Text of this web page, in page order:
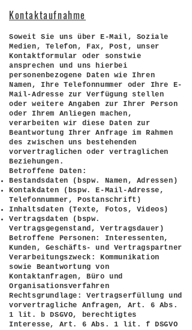
Kontaktaufnahme
Soweit Sie uns über E-Mail, Soziale
Medien, Telefon, Fax, Post, unser
Kontaktformular oder sonstwie
ansprechen und uns hierbei
personenbezogene Daten wie Ihren
Namen, Ihre Telefonnummer oder Ihre E-
Mail-Adresse zur Verfügung stellen
oder weitere Angaben zur Ihrer Person
oder Ihrem Anliegen machen,
verarbeiten wir diese Daten zur
Beantwortung Ihrer Anfrage im Rahmen
des zwischen uns bestehenden
vorvertraglichen oder vertraglichen
Beziehungen.
Betroffene Daten:
Bestandsdaten (bspw. Namen, Adressen)
Kontakdaten (bspw. E-Mail-Adresse,
Telefonnummer, Postanschrift)
Inhaltsdaten (Texte, Fotos, Videos)
Vertragsdaten (bspw.
Vertragsgegenstand, Vertragsdauer)
Betroffene Personen: Interessenten,
Kunden, Geschäfts- und Vertragspartner
Verarbeitungszweck: Kommunikation
sowie Beantwortung von
Kontaktanfragen, Büro und
Organisationsverfahren
Rechtsgrundlage: Vertragserfüllung und
vorvertragliche Anfragen, Art. 6 Abs.
1 lit. b DSGVO, berechtigtes
Interesse, Art. 6 Abs. 1 lit. f DSGVO